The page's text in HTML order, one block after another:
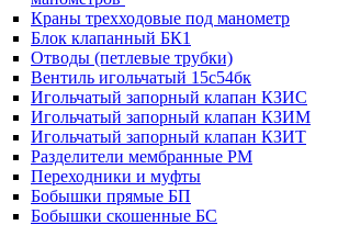
Краны трехходовые под манометр
Блок клапанный БК1
Отводы (петлевые трубки)
Вентиль игольчатый 15с54бк
Игольчатый запорный клапан КЗИС
Игольчатый запорный клапан КЗИМ
Игольчатый запорный клапан КЗИТ
Разделители мембранные РМ
Переходники и муфты
Бобышки прямые БП
Бобышки скошенные БС